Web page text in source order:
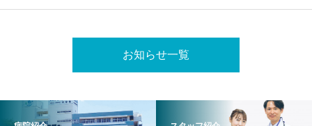
お知らせ一覧